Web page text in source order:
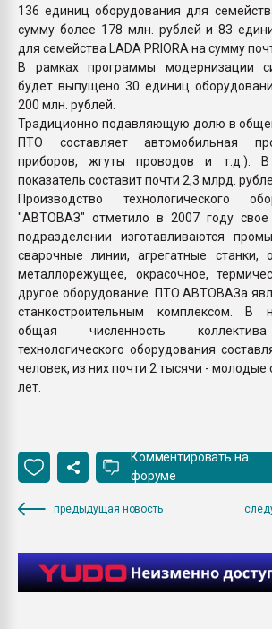
136 единиц оборудования для
сумму более 178 млн. рублей и 83
для семейства LADA PRIORA на сумму
В рамках программы модернизации
будет выпущено 30 единиц
200 млн. рублей.
Традиционно подавляющую долю в
ПТО составляет автомобильная
приборов, жгуты проводов и т.д.).
показатель составит почти 2,3 млрд.
Производство технологического
"АВТОВАЗ" отметило в 2007 году
подразделении изготавливаются
сварочные линии, агрегатные станки,
металлорежущее, окрасочное,
другое оборудование. ПТО АВТОВАЗа
станкостроительным комплексом. В
общая численность коллектива
технологического оборудования
человек, из них почти 2 тысячи - молодые
лет.
Комментировать на
форуме
предыдущая новость